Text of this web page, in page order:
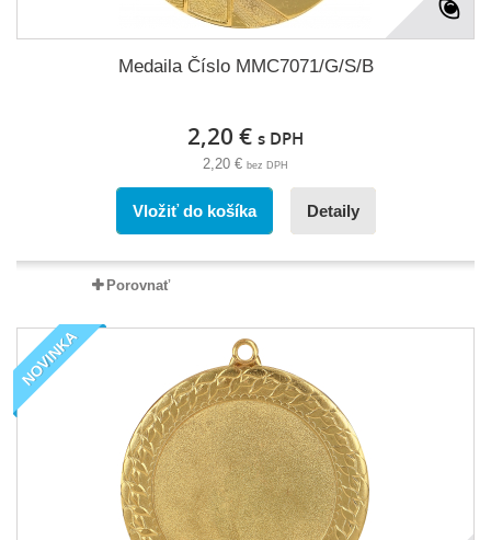
Medaila Číslo MMC7071/G/S/B
2,20 € s DPH
2,20 € bez DPH
Vložiť do košíka Detaily
Porovnať
NOVINKA